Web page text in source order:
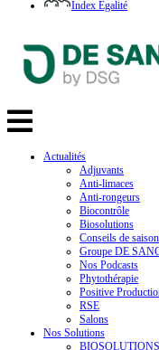
Index Egalité
Actualités
Adjuvants
Anti-limaces
Anti-rongeurs
Biocontrôle
Biosolutions
Conseils de saison
Groupe DE
Nos Podcasts
Phytothérapie
Positive
RSE
Salons
Nos Solutions
BIOSOLUTIONS